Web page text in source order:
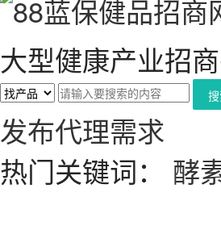
大型健康产业招
发布代理需求
热门关键词： 酵